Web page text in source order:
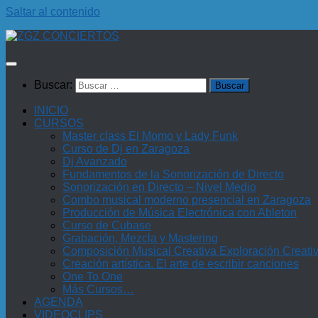
Saltar al contenido
Buscar:
INICIO
CURSOS
Master class El Momo y Lady Funk
Curso de Dj en Zaragoza
Dj Avanzado
Fundamentos de la Sonorización de Directo
Sonorización en Directo – Nivel Medio
Combo musical moderno presencial en Zaragoza
Producción de Música Electrónica con Ableton
Curso de Cubase
Grabación, Mezcla y Mastering
Composición Musical Creativa Exploración
Creación artística. El arte de escribir canciones
One To One
Más Cursos…
AGENDA
VIDEOCLIPS